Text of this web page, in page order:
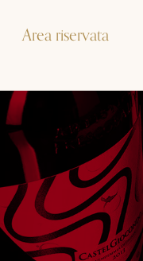
Area riservata